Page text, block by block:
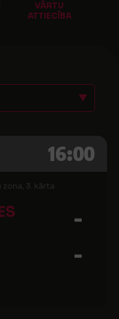
VĀRTU
ATTIECĪBA
16:00
3. kārta
-
-